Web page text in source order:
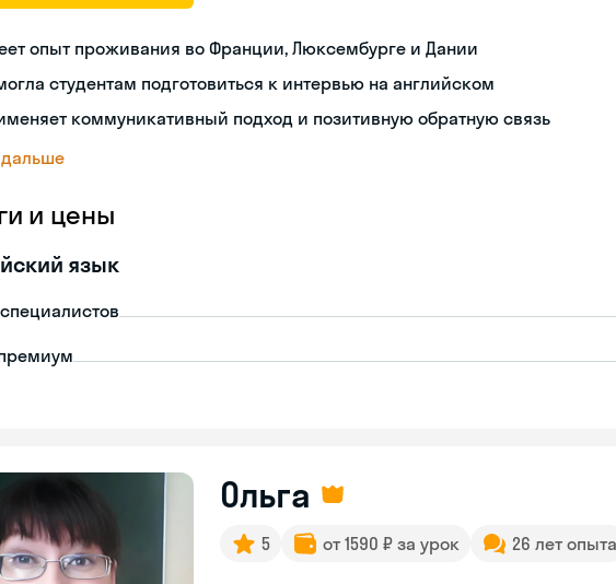
опыт проживания во Франции, Люксембурге и Дании
студентам подготовиться к интервью на английском
коммуникативный подход и позитивную обратную связь
дальше
и цены
язык
Ольга
5 от 1590 ₽ за урок 26 лет опыта